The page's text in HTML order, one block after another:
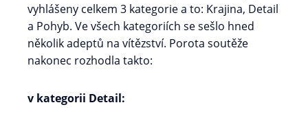
vyhlášeny celkem 3 kategorie a to: Krajina, Detail
a Pohyb. Ve všech kategoriích se sešlo hned
několik adeptů na vítězství. Porota soutěže
nakonec rozhodla takto:
v kategorii Detail: